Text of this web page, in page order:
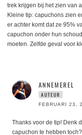
trek krijgen bij het zien van
Kleine tip: capuchons zien
er achter komt dat ze 95%
capuchon onder hun
moeten. Zelfde geval voor
ANNEMEREL
AUTEUR
FEBRUARI 23,
Thanks voor de tip! Denk
capuchon te hebben